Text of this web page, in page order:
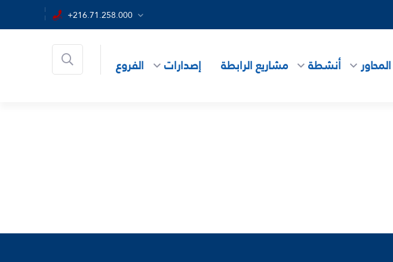
+216.71.258.000
المحاور أنشطة مشاريع الرابطة إصدارات الفروع